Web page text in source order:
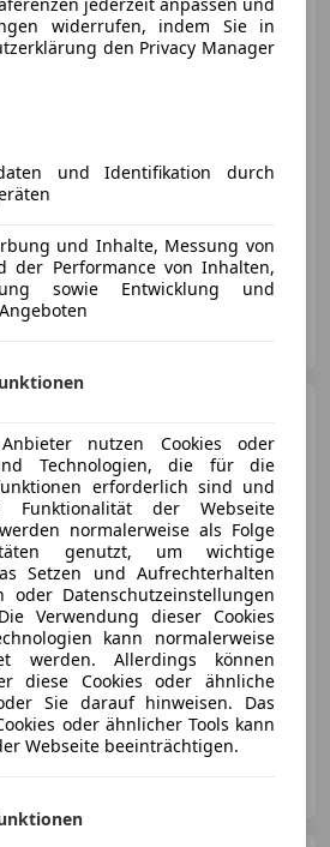
Co KG
Cabrio *600PS*EINZELSTÜCK*
€ 189 999
Benzin 331 kW (450 PS)
widerrufen, indem Sie in
den Privacy Manager
und Identifikation durch
und Inhalte, Messung von
der Performance von Inhalten,
sowie Entwicklung und
nutzen Cookies oder
Technologien, die für die
erforderlich sind und
Funktionalität der Webseite
normalerweise als Folge
genutzt, um wichtige
Setzen und Aufrechterhalten
oder Datenschutzeinstellungen
Verwendung dieser Cookies
kann normalerweise
werden. Allerdings können
diese Cookies oder ähnliche
Sie darauf hinweisen. Das
oder ähnlicher Tools kann
Webseite beeinträchtigen.